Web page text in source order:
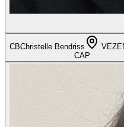
CBChristelle Bendriss
CAP